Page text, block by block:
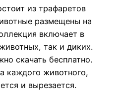
из трафаретов
размещены на
включает в
так и диких.
скачать бесплатно.
каждого животного,
и вырезается.